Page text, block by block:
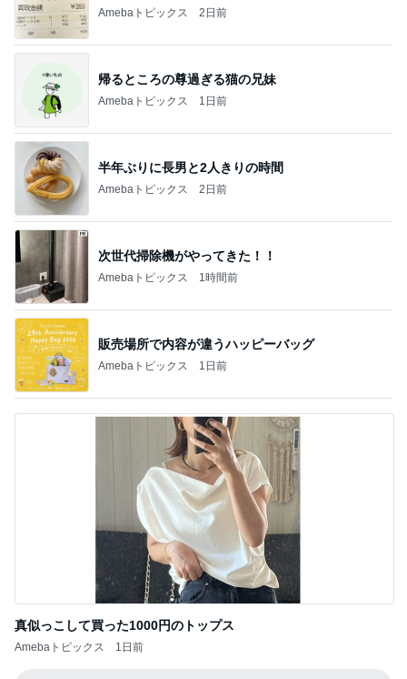
Amebaトピックス 2日前
帰るところの尊過ぎる猫の兄妹
Amebaトピックス 1日前
半年ぶりに長男と2人きりの時間
Amebaトピックス 2日前
次世代掃除機がやってきた！！
Amebaトピックス 1時間前
販売場所で内容が違うハッピーバッグ
Amebaトピックス 1日前
真似っこして買った1000円のトップス
Amebaトピックス 1日前